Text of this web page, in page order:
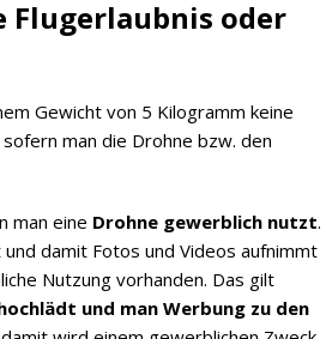
Flugerlaubnis oder
Gewicht von 5 Kilogramm keine
man die Drohne bzw. den
man eine Drohne gewerblich nutzt.
damit Fotos und Videos aufnimmt
Nutzung vorhanden. Das gilt
und man Werbung zu den